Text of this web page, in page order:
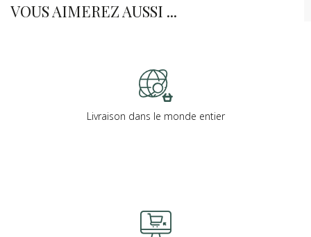
VOUS AIMEREZ AUSSI ...
Livraison dans le monde entier